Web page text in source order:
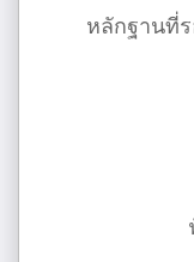
หลักฐานที่